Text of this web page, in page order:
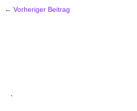
.
← Vorheriger Beitrag